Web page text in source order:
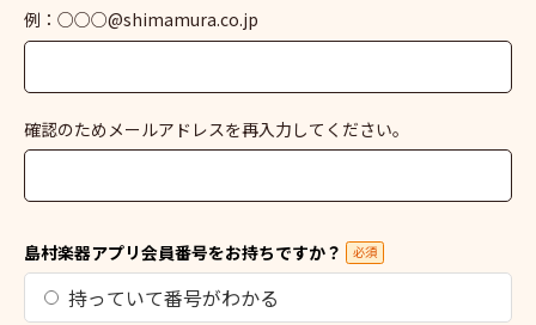
例：○○○@shimamura.co.jp
確認のためメールアドレスを再入力してください。
島村楽器アプリ会員番号をお持ちですか？ 必須
持っていて番号がわかる